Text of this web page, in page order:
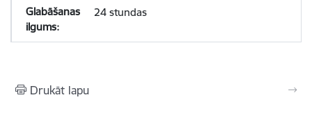
24 stundas
Drukāt lapu